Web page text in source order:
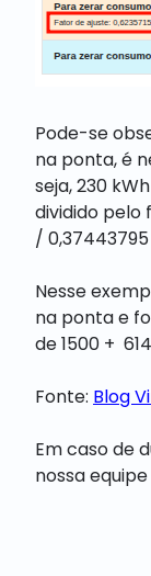
Pode-se
na ponta, é
seja, 230
dividido pelo
/ 0,37443795
Nesse
na ponta e
de 1500 +
Fonte: Blog
Em caso de
nossa